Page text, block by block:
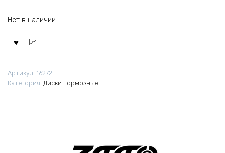
Нет в наличии
Артикул: 16272
Категория: Диски тормозные